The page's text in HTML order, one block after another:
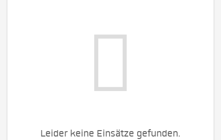
Leider keine Einsätze gefunden.